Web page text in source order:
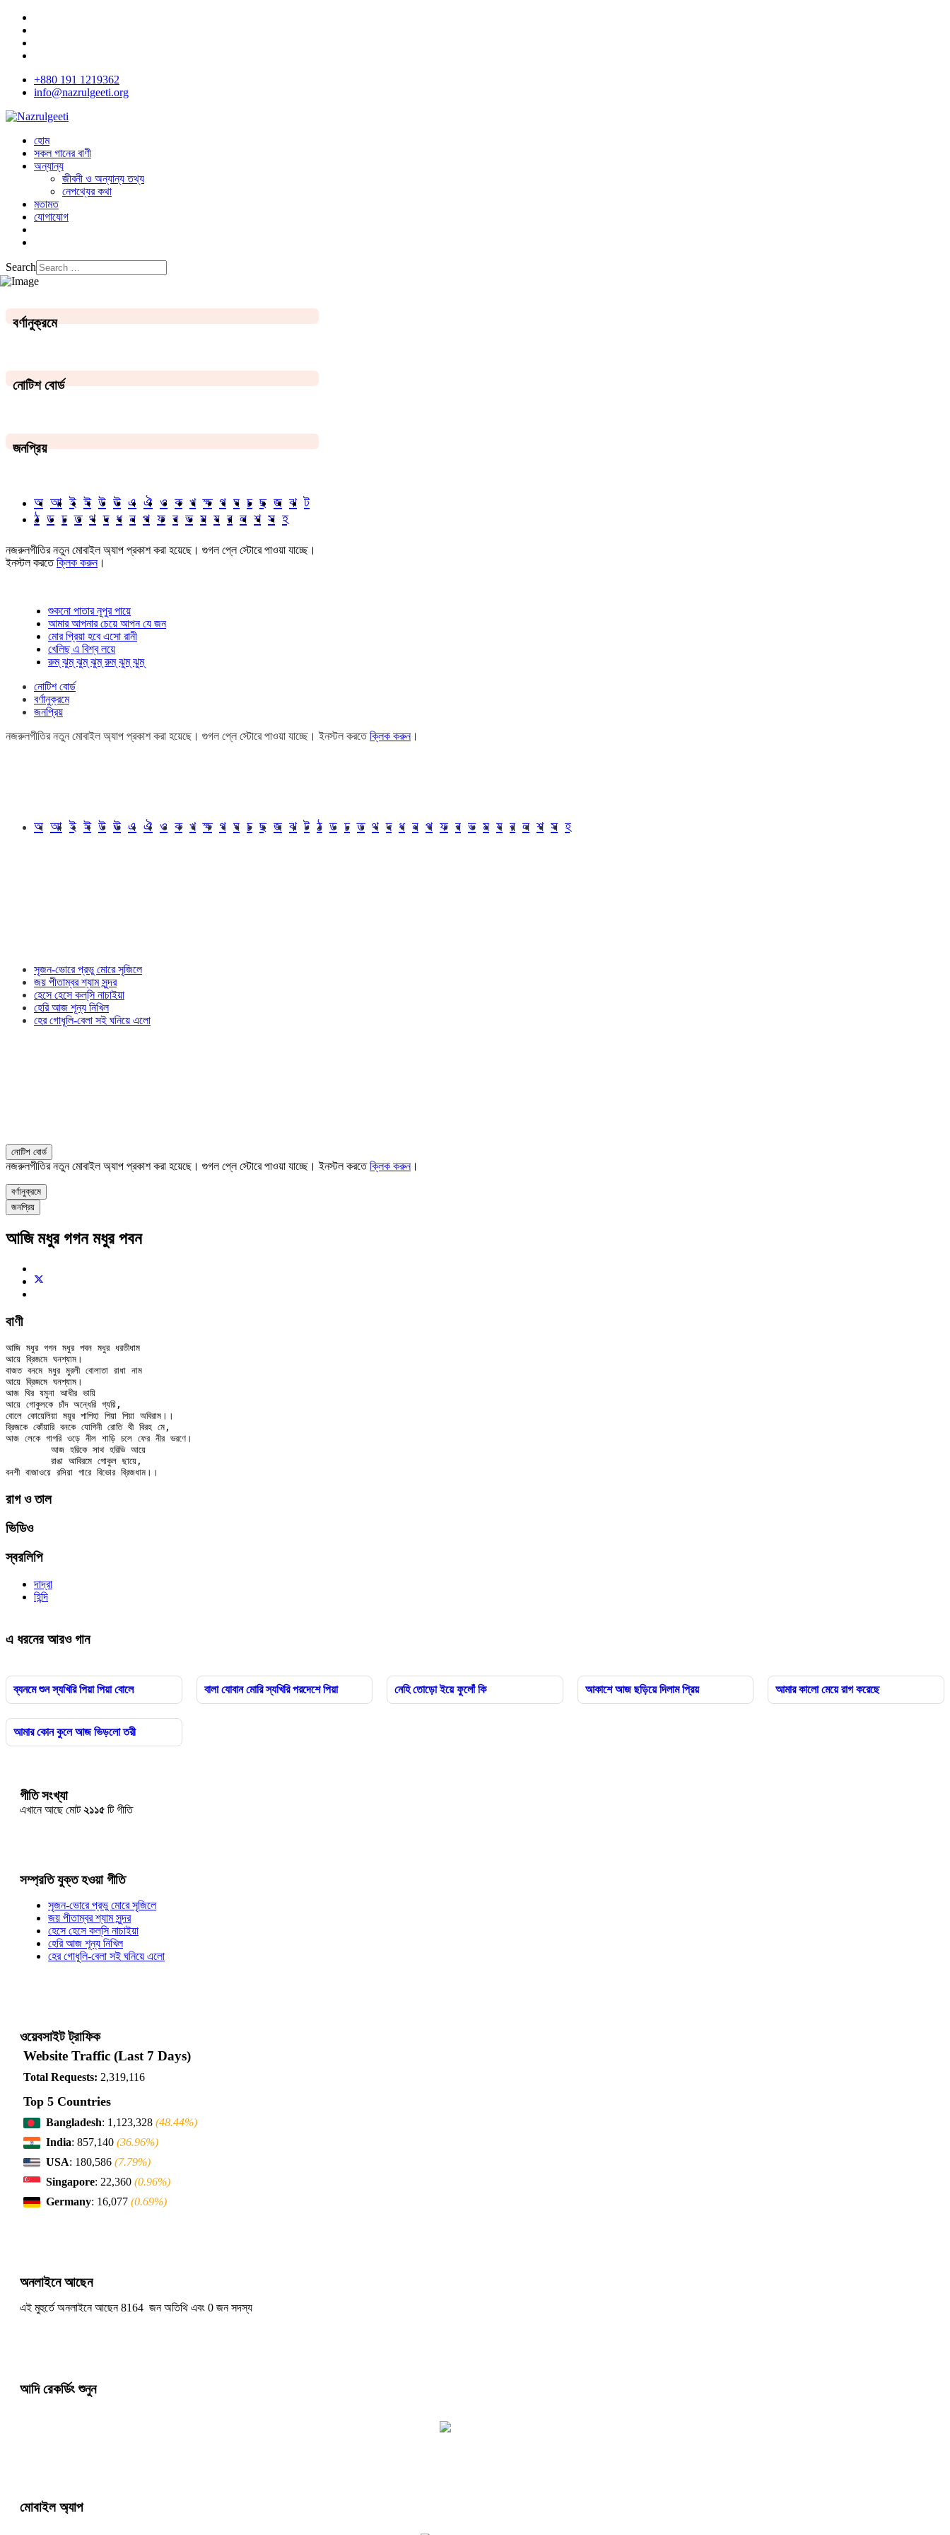
+880 191 1219362
info@nazrulgeeti.org
হোম
সকল গানের বাণী
অন্যান্য
জীবনী ও অন্যান্য তথ্য
নেপথ্যের কথা
মতামত
যোগাযোগ
Search
বর্ণানুক্রমে
নোটিশ বোর্ড
জনপ্রিয়
অ আ ই ঈ উ ঊ এ ঐ ও ক খ ক্ষ গ ঘ চ ছ জ ঝ ট
ঠ ড ঢ ত থ দ ধ ন প ফ ব ভ ম য র ল শ স হ
নজরুলগীতির নতুন মোবাইল অ্যাপ প্রকাশ করা হয়েছে। গুগল প্লে স্টোরে পাওয়া যাচ্ছে।
ইনস্টল করতেক্লিক করুন।
শুকনো পাতার নূপুর পায়ে
আমার আপনার চেয়ে আপন যে জন
মোর প্রিয়া হবে এসো রানী
খেলিছ এ বিশ্ব লয়ে
রুম্ ঝুম্ ঝুম্ ঝুম্ রুম্ ঝুম্ ঝুম্
নোটিশ বোর্ড
বর্ণানুক্রমে
জনপ্রিয়
নজরুলগীতির নতুন মোবাইল অ্যাপ প্রকাশ করা হয়েছে। গুগল প্লে স্টোরে পাওয়া যাচ্ছে। ইনস্টল করতেক্লিক করুন।
অ আ ই ঈ উ ঊ এ ঐ ও ক খ ক্ষ গ ঘ চ ছ জ ঝ ট ঠ ড ঢ ত থ দ ধ ন প ফ ব ভ ম য র ল শ স হ
সৃজন-ভোরে প্রভু মোরে সৃজিলে
জয় পীতাম্বর শ্যাম সুন্দর
হেসে হেসে কল্‌সি নাচাইয়া
হেরি আজ শূন্য নিখিল
হের গোধূলি-বেলা সই ঘনিয়ে এলো
নোটিশ বোর্ড
নজরুলগীতির নতুন মোবাইল অ্যাপ প্রকাশ করা হয়েছে। গুগল প্লে স্টোরে পাওয়া যাচ্ছে। ইনস্টল করতেক্লিক করুন।
বর্ণানুক্রমে
জনপ্রিয়
আজি মধুর গগন মধুর পবন
বাণী
আজি মধুর গগন মধুর পবন মধুর ধরতীধাম
আয়ে ব্রিজমে ঘনশ্যাম।
বাজত বনমে মধুর মুরলী বোলাতা রাধা নাম
আয়ে ব্রিজমে ঘনশ্যাম।
আজ থির যমুনা আধীর ভায়ি
আয়ে গোকুলকে চাঁদ অন্ধেরি গ্যয়ি,
বোলে কোয়েলিয়া ময়ূর পাপিহা পিয়া পিয়া অবিরাম।।
ব্রিজকে কোঁয়ারি বনকে যোগিনী রোতি থী বিরহ মে,
আজ লেকে গাগরি ওড়ে নীল শাড়ি চলে ফের নীর ভরণে।
রাগ ও তাল
ভিডিও
স্বরলিপি
দাদ্‌রা
হিন্দি
এ ধরনের আরও গান
ব্যনমে শুন স্যখিরি পিয়া পিয়া বোলে বালা যোবান মোরি স্যখিরি পরদেশে পিয়া নেহি তোড়ো ইয়ে ফুলোঁ কি আকাশে আজ ছড়িয়ে দিলাম প্রিয় আমার কালো মেয়ে রাগ করেছে
আমার কোন কুলে আজ ভিড়লো তরী
গীতি সংখ্যা
এখানে আছে মোট২১১৫ টি গীতি
সম্প্রতি যুক্ত হওয়া গীতি
সৃজন-ভোরে প্রভু মোরে সৃজিলে
জয় পীতাম্বর শ্যাম সুন্দর
হেসে হেসে কল্‌সি নাচাইয়া
হেরি আজ শূন্য নিখিল
হের গোধূলি-বেলা সই ঘনিয়ে এলো
ওয়েবসাইট ট্রাফিক
Website Traffic (Last 7 Days)
Total Requests: 2,319,116
Top 5 Countries
Bangladesh: 1,123,328 (48.44%)
India: 857,140 (36.96%)
USA: 180,586 (7.79%)
Singapore: 22,360 (0.96%)
Germany: 16,077 (0.69%)
অনলাইনে আছেন
এই মুহুর্তে অনলাইনে আছেন 8164 জন অতিথি এবং 0 জন সদস্য
আদি রেকর্ডিং শুনুন
মোবাইল অ্যাপ